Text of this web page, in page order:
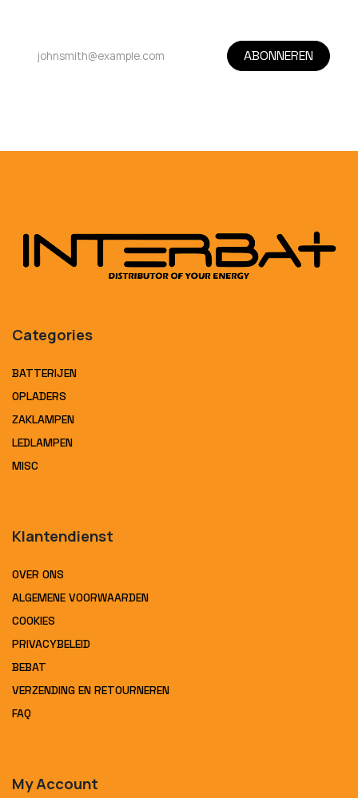
ABONNEREN
Categories
BATTERIJEN
OPLADERS
ZAKLAMPEN
LEDLAMPEN
MISC
Klantendienst
OVER ONS
ALGEMENE VOORWAARDEN
COOKIES
PRIVACYBELEID
BEBAT
VERZENDING EN RETOURNEREN
FAQ
My Account